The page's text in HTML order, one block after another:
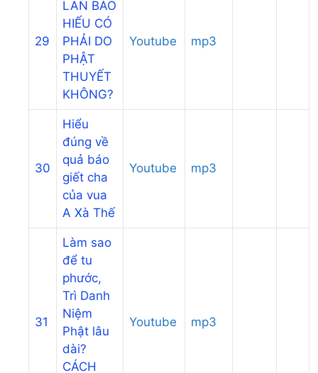
29
LAN BÁO
HIẾU CÓ
PHẢI DO
PHẬT
THUYẾT
KHÔNG?
Youtube mp3
30
Hiểu
đúng về
quả báo
giết cha
của vua
A Xà Thế
Youtube mp3
31
Làm sao
để tu
phước,
Trì Danh
Niệm
Phật lâu
dài?
CÁCH
Youtube mp3